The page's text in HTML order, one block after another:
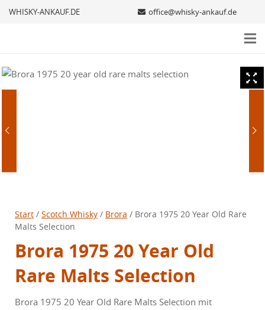
WHISKY-ANKAUF.DE office@whisky-ankauf.de
Start / Scotch Whisky / Brora / Brora 1975 20 Year Old Rare
Malts Selection
Brora 1975 20 Year Old
Rare Malts Selection
Brora 1975 20 Year Old Rare Malts Selection mit